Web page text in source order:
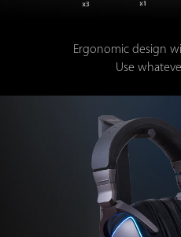
Ergonomic design
Use